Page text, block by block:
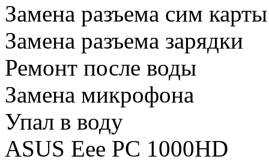
Замена разъема сим карты
Замена разъема зарядки
Ремонт после воды
Замена микрофона
Упал в воду
ASUS Eee PC 1000HD